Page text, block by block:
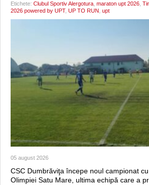
Etichete: Clubul Sportiv Alergotura, maraton upt 2026,
2026 powered by UPT, UP TO RUN, upt
05 august 2026
CSC Dumbrăviţa începe noul campionat
Olimpiei Satu Mare, ultima echipă care a